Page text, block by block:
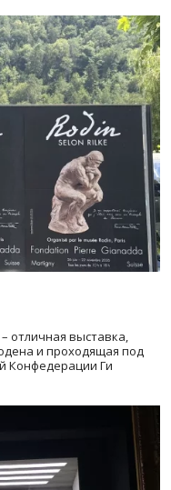
выставка,
и проходящая под
Конфедерации Ги